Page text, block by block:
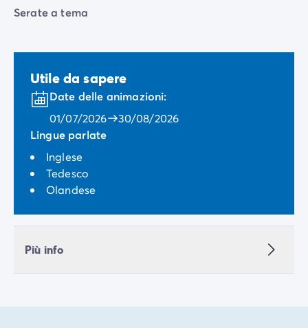
Serate a tema
Utile da sapere
Date delle animazioni:
01/07/2026
30/08/2026
Lingue parlate
Inglese
Tedesco
Olandese
Più info